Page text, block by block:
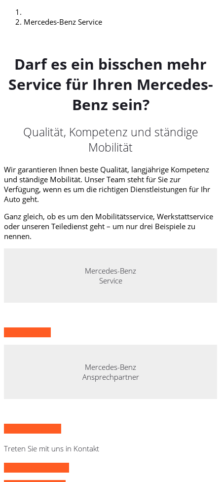
Mercedes-Benz Service
Darf es ein bisschen mehr
Service für Ihren Mercedes-
Benz sein?
Qualität, Kompetenz und ständige
Mobilität
Wir garantieren Ihnen beste Qualität, langjährige Kompetenz
und ständige Mobilität. Unser Team steht für Sie zur
Verfügung, wenn es um die richtigen Dienstleistungen für Ihr
Auto geht.
Ganz gleich, ob es um den Mobilitätsservice, Werkstattservice
oder unseren Teiledienst geht – um nur drei Beispiele zu
nennen.
Mercedes-Benz
Service
Mercedes-Benz
Ansprechpartner
Treten Sie mit uns in Kontakt